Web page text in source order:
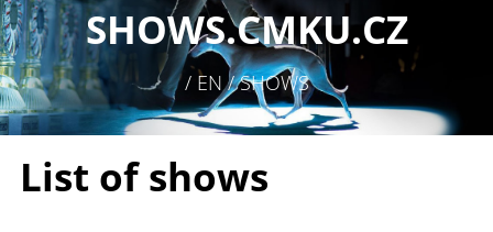
SHOWS.CMKU.CZ
/ EN / SHOWS
List of shows